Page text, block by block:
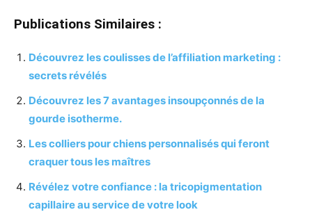
Publications Similaires :
Découvrez les coulisses de l’affiliation marketing :
secrets révélés
Découvrez les 7 avantages insoupçonnés de la
gourde isotherme.
Les colliers pour chiens personnalisés qui feront
craquer tous les maîtres
Révélez votre confiance : la tricopigmentation
capillaire au service de votre look